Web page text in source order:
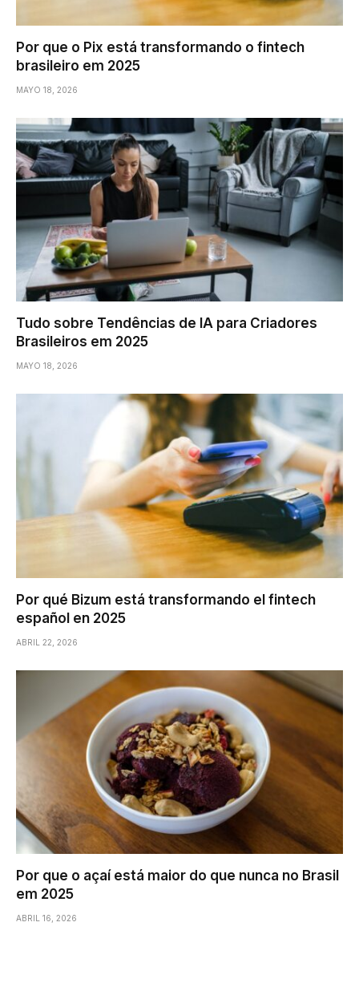
Por que o Pix está transformando o fintech
brasileiro em 2025
MAYO 18, 2026
Tudo sobre Tendências de IA para Criadores
Brasileiros em 2025
MAYO 18, 2026
Por qué Bizum está transformando el fintech
español en 2025
ABRIL 22, 2026
Por que o açaí está maior do que nunca no Brasil
em 2025
ABRIL 16, 2026